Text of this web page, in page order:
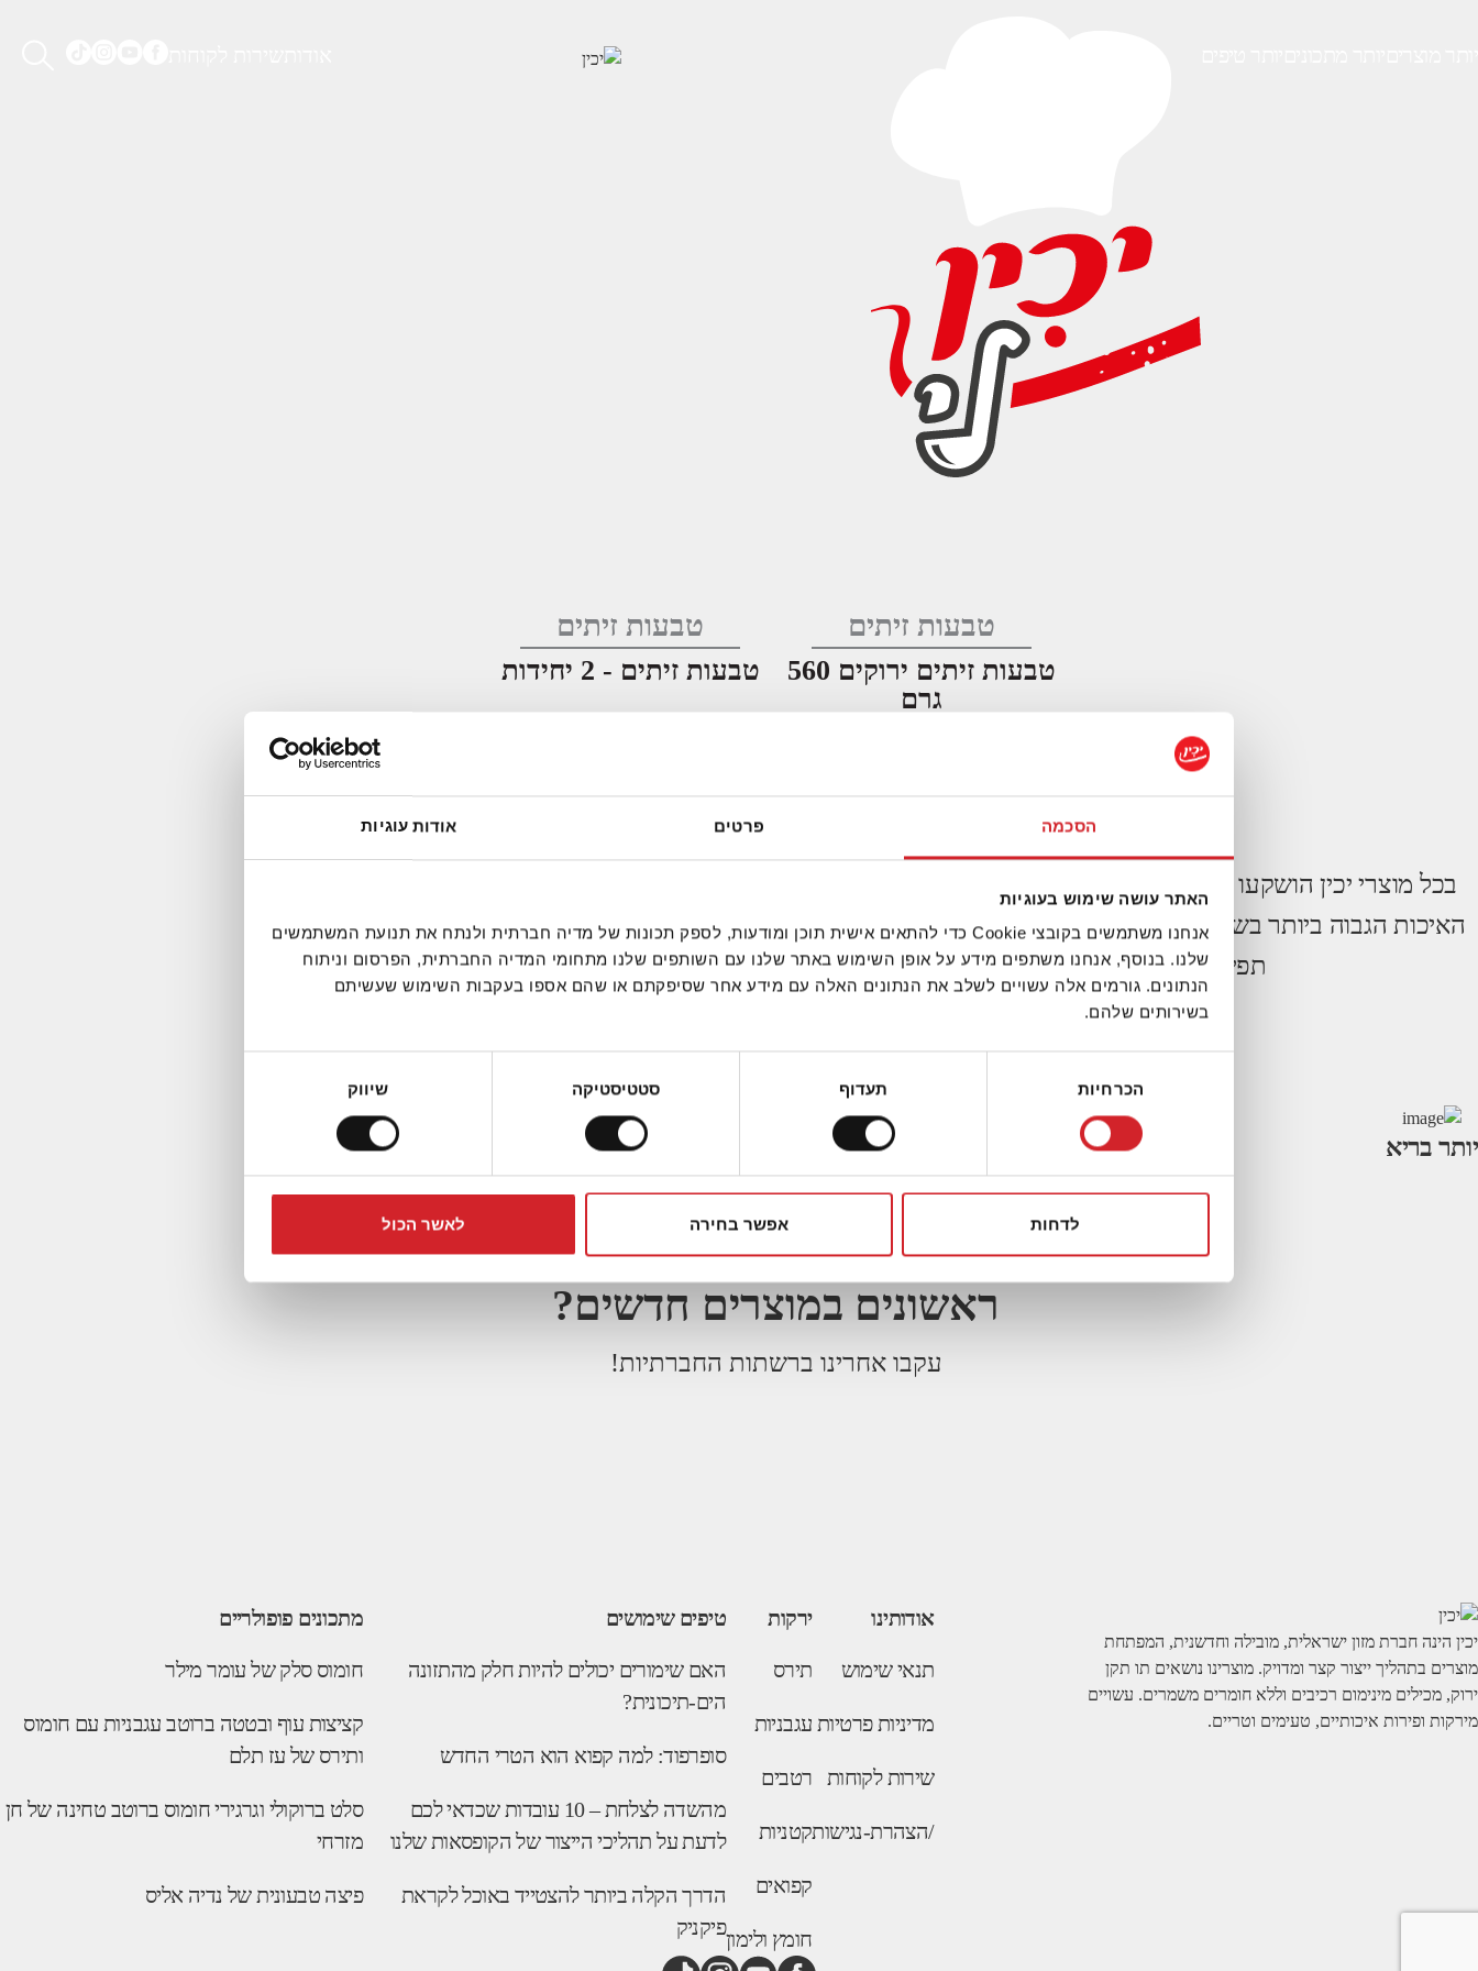
הסכמה פרטים אודות עוגיות
האתר עושה שימוש בעוגיות
אנחנו משתמשים בקובצי Cookie כדי להתאים אישית תוכן ומודעות, לספק תכונות של מדיה חברתית ולנתח את תנועת המשתמשים
שלנו. בנוסף, אנחנו משתפים מידע על אופן השימוש באתר שלנו עם השותפים שלנו מתחומי המדיה החברתית, הפרסום וניתוח
הנתונים. גורמים אלה עשויים לשלב את הנתונים האלה עם מידע אחר שסיפקתם או שהם אספו בעקבות השימוש שעשיתם
בשירותים שלהם.
הכרחיות תעדוף סטטיסטיקה שיווק
לדחות אפשר בחירה לאשר הכול
טבעות זיתים
טבעות זיתים
טבעות זיתים ירוקים 560
גרם
טבעות זיתים
טבעות זיתים - 2 יחידות
איכות ומצוינות
בכל מוצרי יכין הושקעו משאבים ומאמצים רבים ונעשה שימוש בטכנולוגיות חדישות, על מנת להציבם ברף
האיכות הגבוה ביותר בשוק העולמי. איכות המוצרים והשירות ללקוחותינו הם אלה שמנחים את דרכנו, ומתוך
תפיסה זו אנו מחויבים לפעול למען שיפור מתמיד באיכות ובשירות.
יותר בריא
מחפשים מתכונים מהירים ומזינים? רוצים
טיפים מנצחים לבישול? אוהבים להתעדכן
ראשונים במוצרים חדשים?
עקבו אחרינו ברשתות החברתיות!
יכין הינה חברת מזון ישראלית, מובילה וחדשנית, המפתחת
מוצרים בתהליך ייצור קצר ומדויק. מוצרינו נושאים תו תקן
ירוק, מכילים מינימום רכיבים וללא חומרים משמרים. עשויים
מירקות ופירות איכותיים, טעימים וטריים.
אודותינו
תנאי שימוש
מדיניות פרטיות
שירות לקוחות
/הצהרת-נגישות
ירקות
תירס
עגבניות
רטבים
קטניות
קפואים
חומץ ולימון
טיפים שימושים
האם שימורים יכולים להיות חלק מהתזונה
הים-תיכונית?
סופרפוד: למה קפוא הוא הטרי החדש
מהשדה לצלחת – 10 עובדות שכדאי לכם
לדעת על תהליכי הייצור של הקופסאות שלנו
הדרך הקלה ביותר להצטייד באוכל לקראת
פיקניק
מתכונים פופולריים
חומוס סלק של עומר מילר
קציצות עוף ובטטה ברוטב עגבניות עם חומוס
ותירס של עז תלם
סלט ברוקולי וגרגירי חומוס ברוטב טחינה של חן
מזרחי
פיצה טבעונית של נדיה אליס